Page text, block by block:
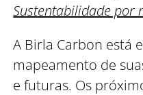
Sustentabilidade por
A Birla Carbon está
mapeamento de
e futuras. Os